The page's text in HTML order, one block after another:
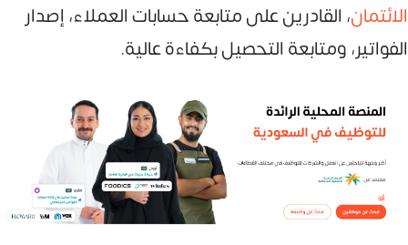
الائتمان، القادرين على متابعة حسابات العملاء، إصدار
الفواتير، ومتابعة التحصيل بكفاءة عالية.